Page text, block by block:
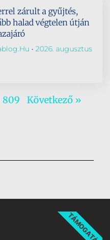
zárult a gyűjtés,
halad végtelen útján
2026. augusztus
809 Következő »
TÁMOGATÁS